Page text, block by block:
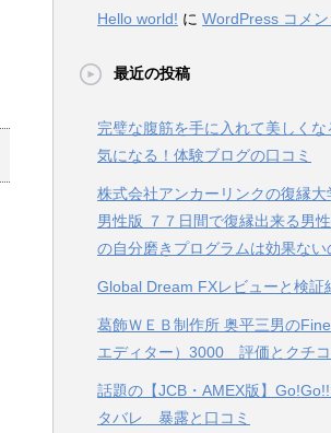
Hello world! に WordPress コメ
最近の投稿
完璧な腹筋を手に入れて美しく
気になる！体験ブログの口コミ
株式会社アンカーリンクの復縁大
男性版 ７７日間で復縁出来る男
の自分磨きプログラムは効果な
Global Dream FXレビューと検証
葛飾ＷＥＢ制作所 奥平三男の
エディター）3000 評価とクチコ
話題の【JCB・AMEX版】
タバレ 暴露と口コミ